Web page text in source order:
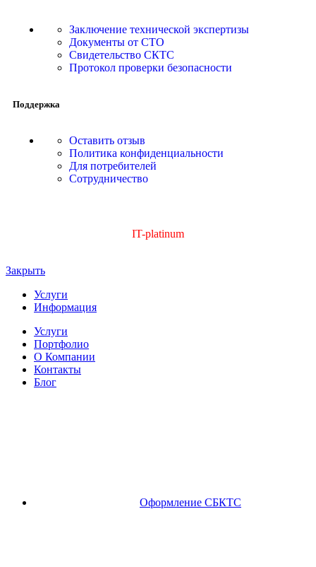
Заключение технической экспертизы
Документы от СТО
Свидетельство СКТС
Протокол проверки безопасности
Поддержка
Оставить отзыв
Политика конфиденциальности
Для потребителей
Сотрудничество
IT-platinum
Закрыть
Услуги
Информация
Услуги
Портфолио
О Компании
Контакты
Блог
Оформление СБКТС